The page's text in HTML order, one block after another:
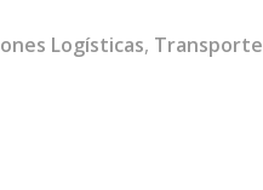
Logísticas, Transporte